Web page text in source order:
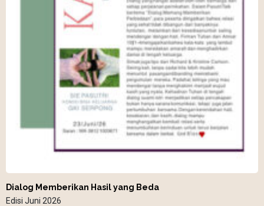
Dialog Memberikan Hasil yang Beda
Edisi Juni 2026